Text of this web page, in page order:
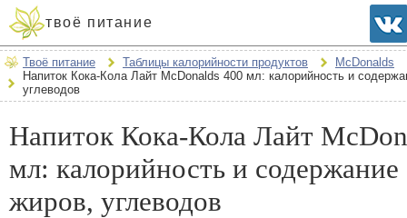
твоё питание
Твоё питание Таблицы калорийности продуктов
McDonalds
Напиток Кока-Кола Лайт McDonalds 400 мл: калорийность и
углеводов
Напиток Кока-Кола Лайт
мл: калорийность и содержание
жиров, углеводов